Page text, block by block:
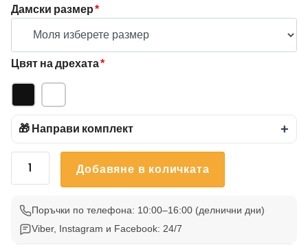
Дамски размер*
Цвят на дрехата*
🎁 Направи комплект +
количество
за
двойки
Добавяне в количката
Поръчки по телефона: 10:00–16:00 (делнични дни)
Viber, Instagram и Facebook: 24/7